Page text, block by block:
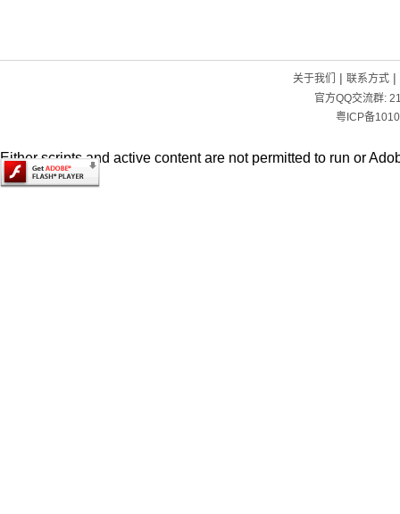
关于我们 | 联系方式|
官方QQ交流群:
粤ICP备
Either scripts and active content are not permitted to run or